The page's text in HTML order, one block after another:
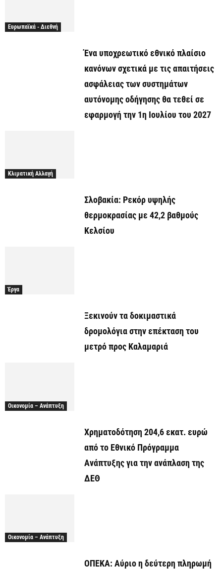
Ευρωπαϊκά - Διεθνή
Ένα υποχρεωτικό εθνικό πλαίσιο
κανόνων σχετικά με τις απαιτήσεις
ασφάλειας των συστημάτων
αυτόνομης οδήγησης θα τεθεί σε
εφαρμογή την 1η Ιουλίου του 2027
Κλιματική Αλλαγή
Σλοβακία: Ρεκόρ υψηλής
θερμοκρασίας με 42,2 βαθμούς
Κελσίου
Έργα
Ξεκινούν τα δοκιμαστικά
δρομολόγια στην επέκταση του
μετρό προς Καλαμαριά
Οικονομία – Ανάπτυξη
Χρηματοδότηση 204,6 εκατ. ευρώ
από το Εθνικό Πρόγραμμα
Ανάπτυξης για την ανάπλαση της
ΔΕΘ
Οικονομία – Ανάπτυξη
ΟΠΕΚΑ: Αύριο η δεύτερη πληρωμή